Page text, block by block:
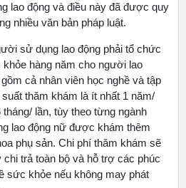
lao động và điều này đã được quy
nhiều văn bản pháp luật.
sử dụng lao động phải tổ chức
hàng năm cho người lao
cả nhân viên học nghề và tập
suất thăm khám là ít nhất 1 năm/
tháng/ lần, tùy theo từng ngành
lao động nữ được khám thêm
phụ sản. Chi phí thăm khám sẽ
chi trả toàn bộ và hỗ trợ các phúc
sức khỏe nếu không may phát